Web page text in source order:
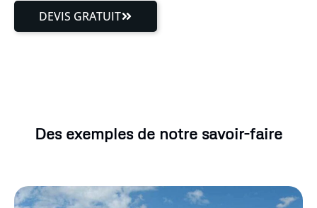
DEVIS GRATUIT
Des exemples de notre savoir-faire